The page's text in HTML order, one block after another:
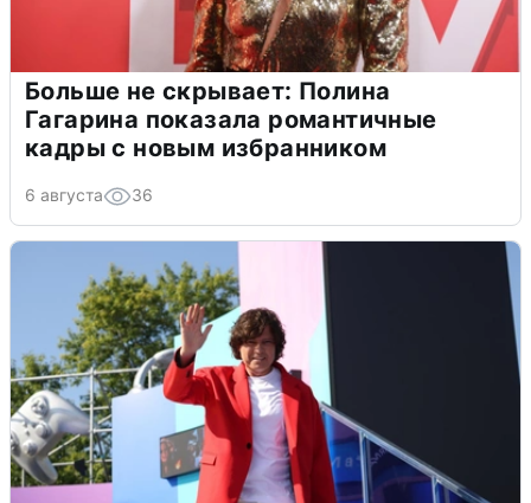
Больше не скрывает: Полина
Гагарина показала романтичные
кадры с новым избранником
6 августа 36